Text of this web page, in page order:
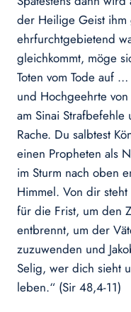
der Heilige Geist
ehrfurchtgebietend
gleichkommt, möge
Toten vom Tode auf
und Hochgeehrte
am Sinai
Rache. Du salbtest
einen Propheten als
im Sturm nach oben
Himmel. Von dir
für die Frist, um den
entbrennt, um der
zuzuwenden und
Selig, wer dich sieht
leben.“ (Sir 48,4-11)